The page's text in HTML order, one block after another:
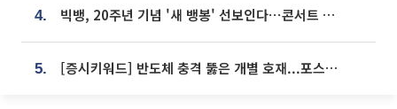
4. 빅뱅, 20주년 기념 '새 뱅봉' 선보인다⋯콘서트 앞두고 팝업 개최
5. [증시키워드] 반도체 충격 뚫은 개별 호재...포스코퓨처엠·에코프로·한화솔루션 '눈길'